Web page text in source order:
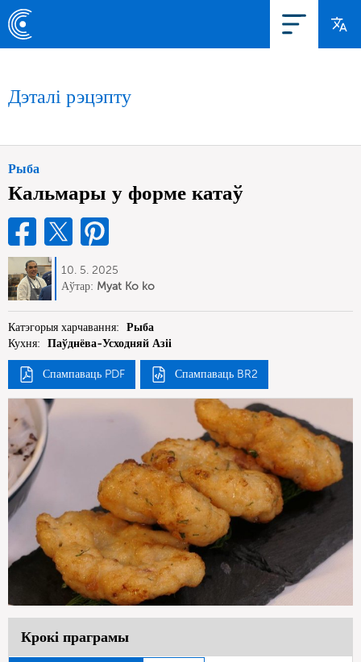
Дэталі рэцэпту
Рыба
Кальмары у форме катаў
10. 5. 2025
Аўтар: Myat Ko ko
Катэгорыя харчавання: Рыба
Кухня: Паўднёва-Усходняй Азіі
Спампаваць PDF Спампаваць BR2
Крокі праграмы